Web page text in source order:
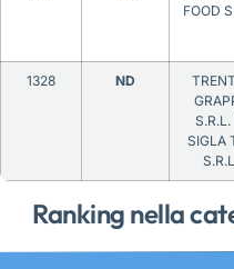
Ranking nella
FOOD
1328 ND
S.R.L.
SIGLA